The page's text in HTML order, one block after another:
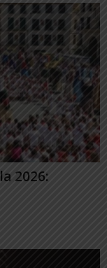
2026: